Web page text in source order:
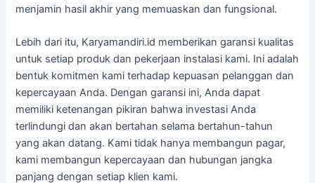
menjamin hasil akhir yang memuaskan dan fungsional.
Lebih dari itu, Karyamandiri.id memberikan garansi kualitas
untuk setiap produk dan pekerjaan instalasi kami. Ini adalah
bentuk komitmen kami terhadap kepuasan pelanggan dan
kepercayaan Anda. Dengan garansi ini, Anda dapat
memiliki ketenangan pikiran bahwa investasi Anda
terlindungi dan akan bertahan selama bertahun-tahun
yang akan datang. Kami tidak hanya membangun pagar,
kami membangun kepercayaan dan hubungan jangka
panjang dengan setiap klien kami.